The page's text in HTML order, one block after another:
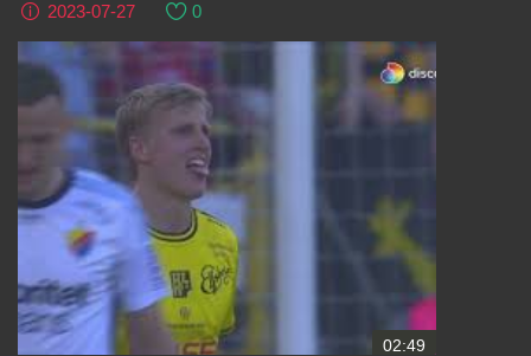
2023-07-27
0
02:49